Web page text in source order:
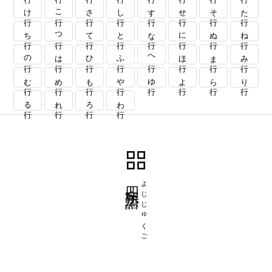
け行 こ行 さ行 し行 す行 せ行 そ行 た行
ち行 つ行 て行 と行 な行 に行 ぬ行 ね行
の行 は行 ひ行 ふ行 へ行 ほ行 ま行 み行
む行 め行 も行 や行 ゆ行 よ行 ら行 り行
る行 れ行 ろ行 わ行
よじじゅくご